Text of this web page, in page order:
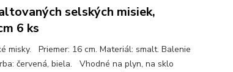
selských misiek,
6 ks
misky. Priemer: 16 cm. Materiál: smalt. Balenie
červená, biela. Vhodné na plyn, na sklo